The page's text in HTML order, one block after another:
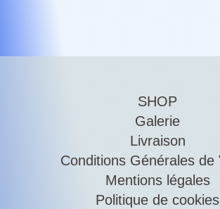
SHOP
Galerie
Livraison
Conditions Générales de
Mentions légales
Politique de cookies